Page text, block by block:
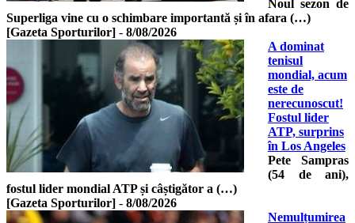
Noul sezon de
Superliga vine cu o schimbare importantă și în afara (…)
[Gazeta Sporturilor] - 8/08/2026
A dominat
tenisul
mondial, acum
este de
nerecunoscut!
Fostul lider
ATP, surprins
în Los Angeles
Pete Sampras
(54 de ani),
fostul lider mondial ATP și câștigător a (…)
[Gazeta Sporturilor] - 8/08/2026
Nemulțumirea